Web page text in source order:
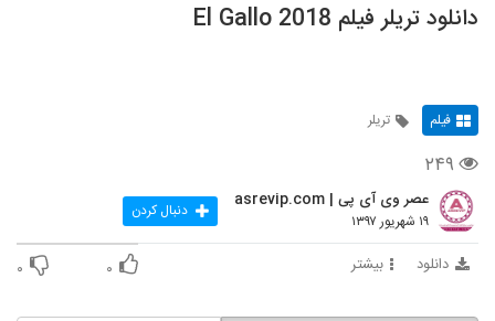
دانلود تریلر فیلم El Gallo 2018
فیلم تریلر
۲۴۹
عصر وی آی پی | asrevip.com
۱۹ شهریور ۱۳۹۷ دنبال کردن
دانلود بیشتر ۰ ۰